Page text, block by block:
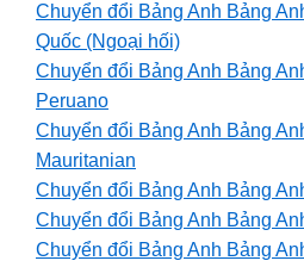
Chuyển đổi Bảng Anh Bảng
Quốc (Ngoại hối)
Chuyển đổi Bảng Anh Bảng
Peruano
Chuyển đổi Bảng Anh Bảng
Mauritanian
Chuyển đổi Bảng Anh Bảng
Chuyển đổi Bảng Anh Bảng
Chuyển đổi Bảng Anh Bảng